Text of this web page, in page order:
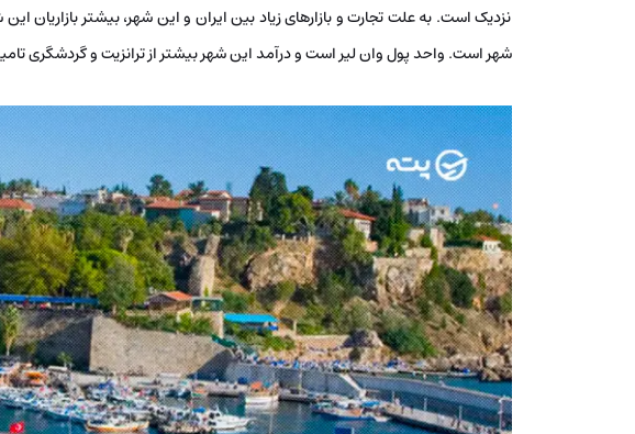
نزدیک است. به علت تجارت و بازارهای زیاد بین ایران و این شهر، بیشتر بازاریان
شهر است. واحد پول وان لیر است و درآمد این شهر بیشتر از ترانزیت و گردشگری